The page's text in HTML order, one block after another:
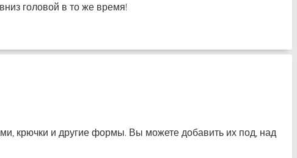
головой в то же время!
крючки и другие формы. Вы можете добавить их под, над